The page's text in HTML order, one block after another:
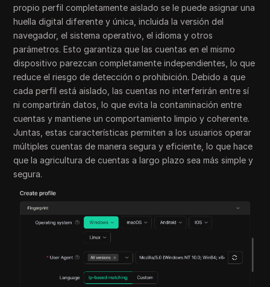
propio perfil completamente aislado se le puede asignar una
huella digital diferente y única, incluida la versión del
navegador, el sistema operativo, el idioma y otros
parámetros. Esto garantiza que las cuentas en el mismo
dispositivo parezcan completamente independientes, lo que
reduce el riesgo de detección o prohibición. Debido a que
cada perfil está aislado, las cuentas no interferirán entre sí
ni compartirán datos, lo que evita la contaminación entre
cuentas y mantiene un comportamiento limpio y coherente.
Juntas, estas características permiten a los usuarios operar
múltiples cuentas de manera segura y eficiente, lo que hace
que la agricultura de cuentas a largo plazo sea más simple y
segura.